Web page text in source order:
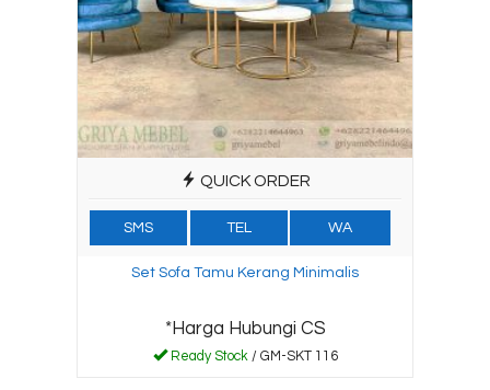
QUICK ORDER
SMS TEL WA
Set Sofa Tamu Kerang Minimalis
*Harga Hubungi CS
Ready Stock / GM-SKT 116